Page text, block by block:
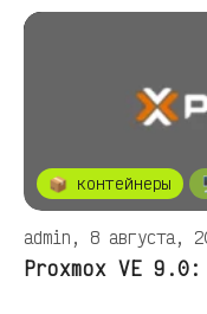
📦 контейнеры
admin, 8 августа,
Proxmox VE 9.0: